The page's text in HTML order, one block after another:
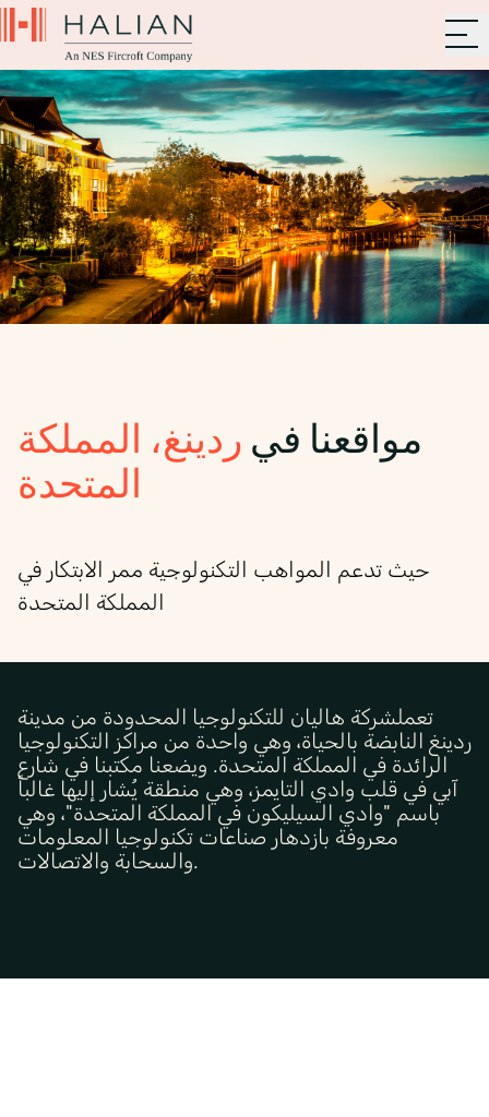
مواقعنا في ردينغ، المملكة
المتحدة
حيث تدعم المواهب التكنولوجية ممر الابتكار في
المملكة المتحدة
تعملشركة هاليان للتكنولوجيا المحدودة من مدينة
ردينغ النابضة بالحياة، وهي واحدة من مراكز التكنولوجيا
الرائدة في المملكة المتحدة. ويضعنا مكتبنا في شارع
آبي في قلب وادي التايمز، وهي منطقة يُشار إليها غالباً
باسم "وادي السيليكون في المملكة المتحدة"، وهي
معروفة بازدهار صناعات تكنولوجيا المعلومات
والسحابة والاتصالات.